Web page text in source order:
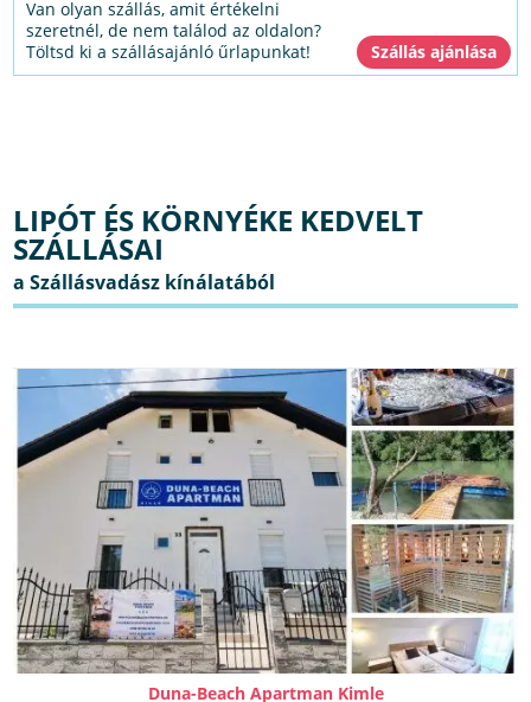
Van olyan szállás, amit értékelni
szeretnél, de nem találod az oldalon?
Töltsd ki a szállásajánló űrlapunkat!
LIPÓT ÉS KÖRNYÉKE KEDVELT
SZÁLLÁSAI
Duna-Beach Apartman Kimle